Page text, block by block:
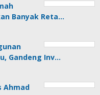
Banyak Reta…
Gandeng Inv…
Ahmad